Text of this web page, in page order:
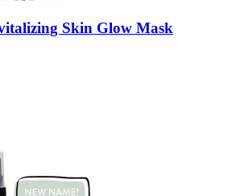
Skin Glow Mask